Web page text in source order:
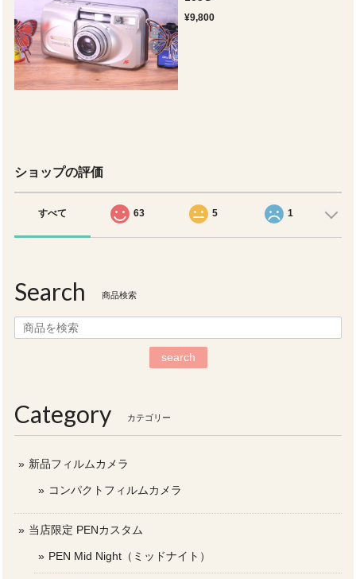
¥9,800
ショップの評価
すべて 63 5 1
Search 商品検索
search
Category カテゴリー
新品フィルムカメラ
コンパクトフィルムカメラ
当店限定 PENカスタム
PEN Mid Night（ミッドナイト）